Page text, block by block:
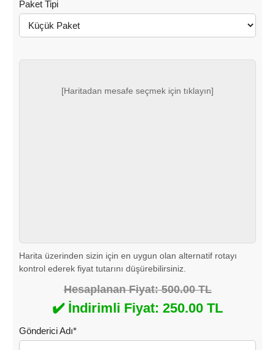
Paket Tipi
[Haritadan mesafe seçmek için tıklayın]
Harita üzerinden sizin için en uygun olan alternatif rotayı
kontrol ederek fiyat tutarını düşürebilirsiniz.
Hesaplanan Fiyat: 500.00 TL
✔️ İndirimli Fiyat: 250.00 TL
Gönderici Adı*